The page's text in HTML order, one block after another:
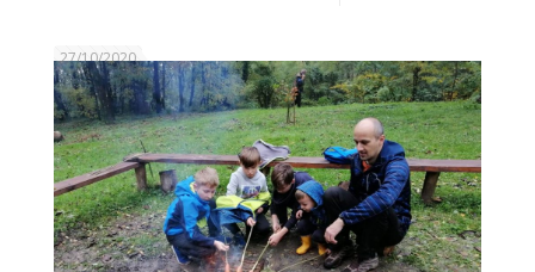
27/10/2020